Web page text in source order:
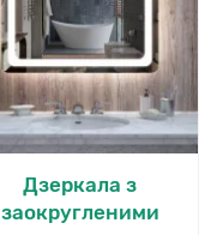
Дзеркала з
заокругленими